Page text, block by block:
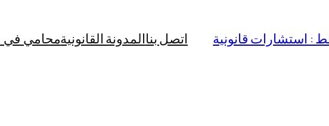
استشارات قانونية اتصل بناالمدونة القانونيةمحامي